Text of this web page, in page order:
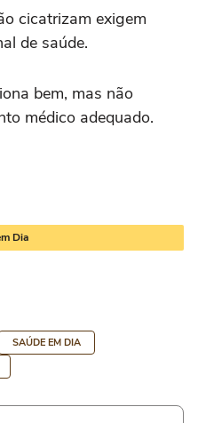
cicatrizam exigem
de saúde.
bem, mas não
médico adequado.
Dia
SAÚDE EM DIA